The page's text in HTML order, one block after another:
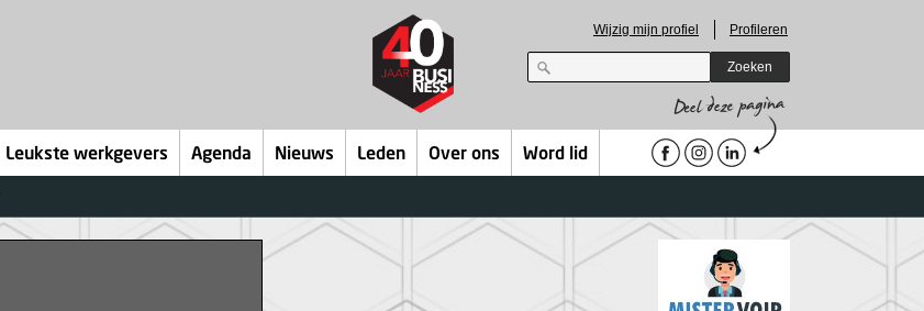
Wijzig mijn profiel Profileren
Zoeken
Leukste werkgevers Agenda Nieuws Leden Over ons Word lid